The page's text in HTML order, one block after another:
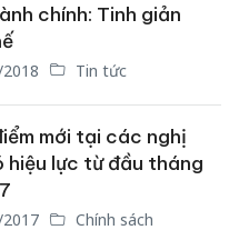
chính: Tinh giản
Tin tức
mới tại các nghị
hiệu lực từ đầu tháng
Chính sách